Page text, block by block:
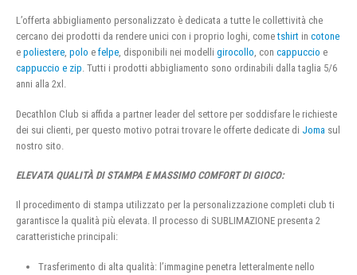
L’offerta abbigliamento personalizzato è dedicata a tutte le collettività che
cercano dei prodotti da rendere unici con i proprio loghi, cometshirt in cotone
e poliestere, polo e felpe, disponibili nei modelli girocollo, con cappuccio e
cappuccio e zip. Tutti i prodotti abbigliamento sono ordinabili dalla taglia 5/6
anni alla 2xl.
Decathlon Club si affida a partner leader del settore per soddisfare le richieste
dei sui clienti, per questo motivo potrai trovare le offerte dedicate di Joma sul
nostro sito.
ELEVATA QUALITÀ DI STAMPA E MASSIMO COMFORT DI GIOCO:
Il procedimento di stampa utilizzato per la personalizzazione completi club ti
garantisce la qualità più elevata. Il processo di SUBLIMAZIONE presenta 2
caratteristiche principali:
Trasferimento di alta qualità: l’immagine penetra letteralmente nello